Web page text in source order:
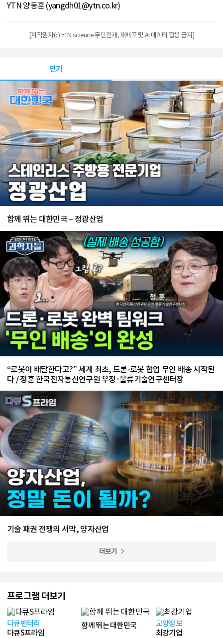
YTN 양동훈 (yangdh01@ytn.co.kr)
[저작권자(c) YTN science 무단전재, 재배포 및 AI 데이터 활용 금지]
인기
함께 뛰는 대한민국 – 정광산업
“로봇이 배달한다고?” 세계 최초, 드론-로봇 협업 무인 배송 시작된
다 / 정훈 한국전자통신연구원 우정·물류기술연구센터장
기술 패권 전쟁의 서막, 양자산업
더보기
프로그램 더보기
다큐멘터리
다큐S프라임
함께 뛰는 대한민국
교양정보
최강기업